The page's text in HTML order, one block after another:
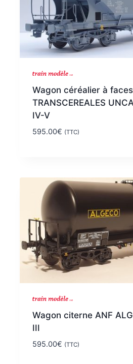
Wagon céréalier à
TRANSCEREALES
IV-V
595.00€ (TTC)
Wagon citerne ANF
III
595.00€ (TTC)